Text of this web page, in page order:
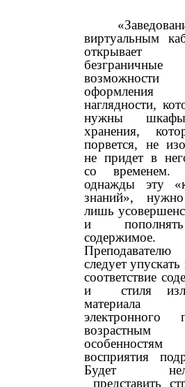
виртуальным
открывает
безграничные
возможности
оформления
наглядности,
нужны
хранения,
порвется, не
не придет в
со временем.
однажды эту
знаний»,
лишь
и
содержимое.
следует
соответствие
и стиля
материала
электронного
возрастным
особенностям
восприятия
Будет
представить